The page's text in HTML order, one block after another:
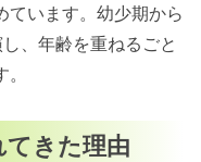
ています。幼少期から
、年齢を重ねるごと
きた理由